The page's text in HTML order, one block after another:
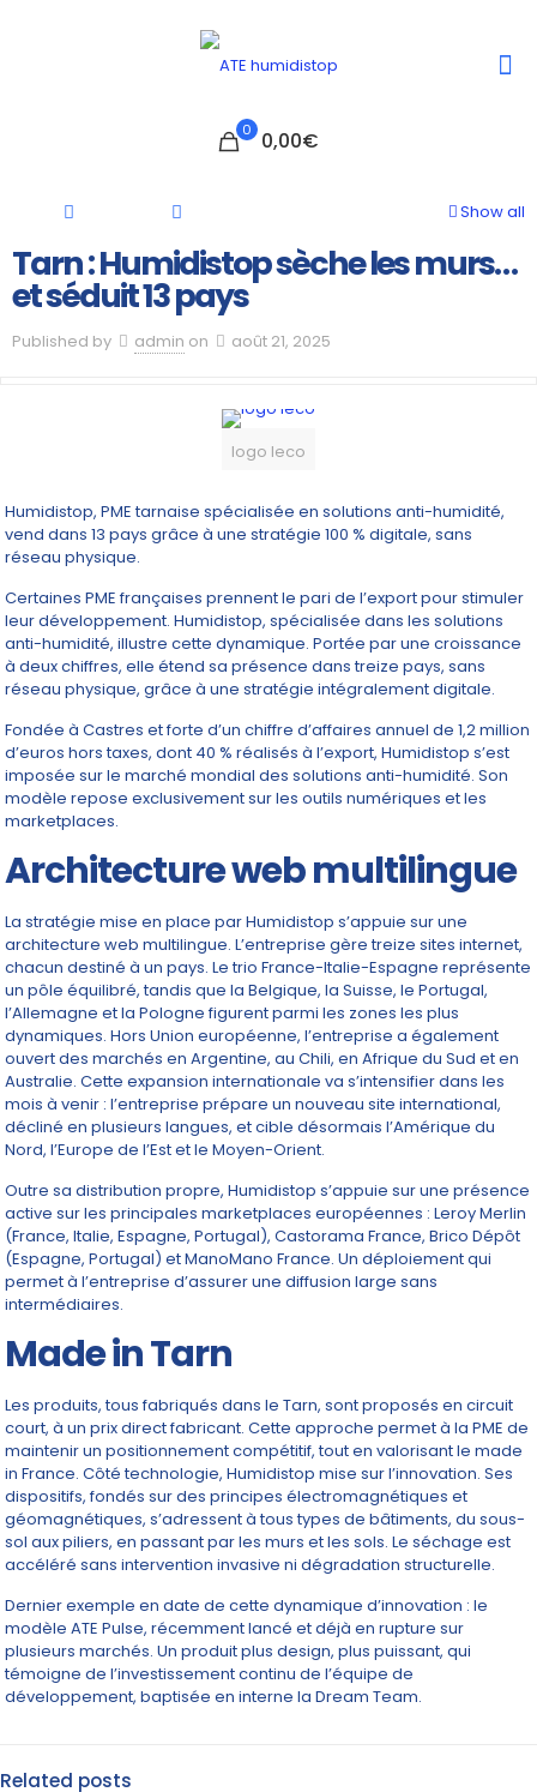
0 0,00€
Show all
Tarn : Humidistop sèche les murs…
et séduit 13 pays
Published by admin on août 21, 2025
logo leco
Humidistop, PME tarnaise spécialisée en solutions anti-humidité,
vend dans 13 pays grâce à une stratégie 100 % digitale, sans
réseau physique.
Certaines PME françaises prennent le pari de l’export pour stimuler
leur développement. Humidistop, spécialisée dans les solutions
anti-humidité, illustre cette dynamique. Portée par une croissance
à deux chiffres, elle étend sa présence dans treize pays, sans
réseau physique, grâce à une stratégie intégralement digitale.
Fondée à Castres et forte d’un chiffre d’affaires annuel de 1,2 million
d’euros hors taxes, dont 40 % réalisés à l’export, Humidistop s’est
imposée sur le marché mondial des solutions anti-humidité. Son
modèle repose exclusivement sur les outils numériques et les
marketplaces.
Architecture web multilingue
La stratégie mise en place par Humidistop s’appuie sur une
architecture web multilingue. L’entreprise gère treize sites internet,
chacun destiné à un pays. Le trio France-Italie-Espagne représente
un pôle équilibré, tandis que la Belgique, la Suisse, le Portugal,
l’Allemagne et la Pologne figurent parmi les zones les plus
dynamiques. Hors Union européenne, l’entreprise a également
ouvert des marchés en Argentine, au Chili, en Afrique du Sud et en
Australie. Cette expansion internationale va s’intensifier dans les
mois à venir : l’entreprise prépare un nouveau site international,
décliné en plusieurs langues, et cible désormais l’Amérique du
Nord, l’Europe de l’Est et le Moyen-Orient.
Outre sa distribution propre, Humidistop s’appuie sur une présence
active sur les principales marketplaces européennes : Leroy Merlin
(France, Italie, Espagne, Portugal), Castorama France, Brico Dépôt
(Espagne, Portugal) et ManoMano France. Un déploiement qui
permet à l’entreprise d’assurer une diffusion large sans
intermédiaires.
Made in Tarn
Les produits, tous fabriqués dans le Tarn, sont proposés en circuit
court, à un prix direct fabricant. Cette approche permet à la PME de
maintenir un positionnement compétitif, tout en valorisant le made
in France. Côté technologie, Humidistop mise sur l’innovation. Ses
dispositifs, fondés sur des principes électromagnétiques et
géomagnétiques, s’adressent à tous types de bâtiments, du sous-
sol aux piliers, en passant par les murs et les sols. Le séchage est
accéléré sans intervention invasive ni dégradation structurelle.
Dernier exemple en date de cette dynamique d’innovation : le
modèle ATE Pulse, récemment lancé et déjà en rupture sur
plusieurs marchés. Un produit plus design, plus puissant, qui
témoigne de l’investissement continu de l’équipe de
développement, baptisée en interne la Dream Team.
Related posts